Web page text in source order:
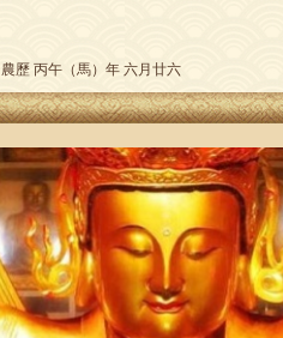
歷 丙午（馬）年 六月廿六